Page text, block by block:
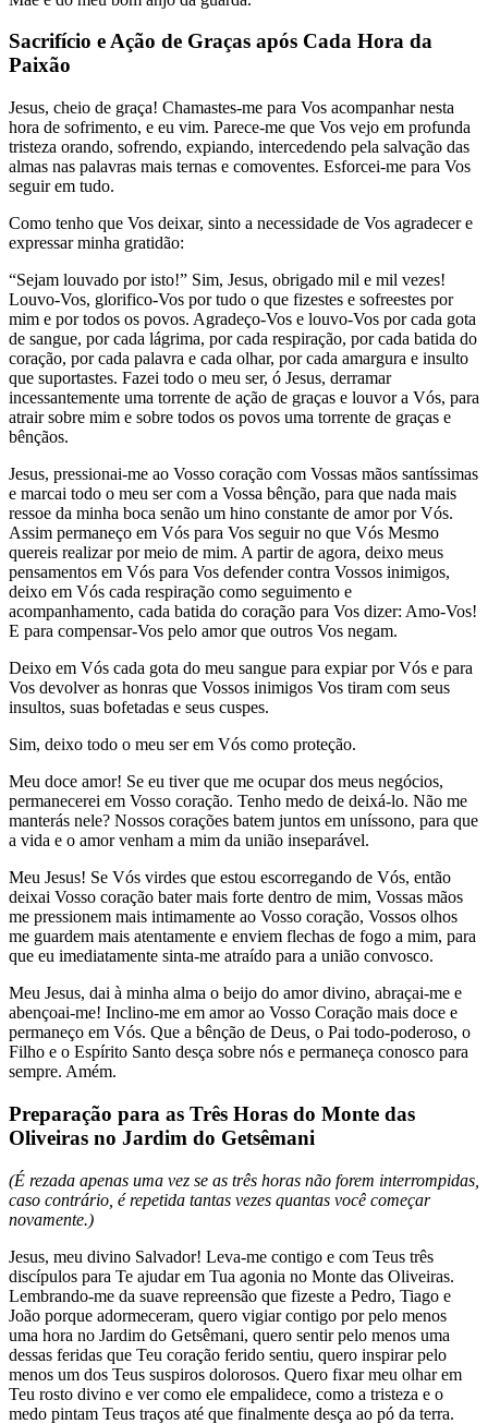
Sacrifício e Ação de Graças após Cada Hora da
Paixão
Jesus, cheio de graça! Chamastes-me para Vos acompanhar nesta
hora de sofrimento, e eu vim. Parece-me que Vos vejo em profunda
tristeza orando, sofrendo, expiando, intercedendo pela salvação das
almas nas palavras mais ternas e comoventes. Esforcei-me para Vos
seguir em tudo.
Como tenho que Vos deixar, sinto a necessidade de Vos agradecer e
expressar minha gratidão:
“Sejam louvado por isto!” Sim, Jesus, obrigado mil e mil vezes!
Louvo-Vos, glorifico-Vos por tudo o que fizestes e sofreestes por
mim e por todos os povos. Agradeço-Vos e louvo-Vos por cada gota
de sangue, por cada lágrima, por cada respiração, por cada batida do
coração, por cada palavra e cada olhar, por cada amargura e insulto
que suportastes. Fazei todo o meu ser, ó Jesus, derramar
incessantemente uma torrente de ação de graças e louvor a Vós, para
atrair sobre mim e sobre todos os povos uma torrente de graças e
bênçãos.
Jesus, pressionai-me ao Vosso coração com Vossas mãos santíssimas
e marcai todo o meu ser com a Vossa bênção, para que nada mais
ressoe da minha boca senão um hino constante de amor por Vós.
Assim permaneço em Vós para Vos seguir no que Vós Mesmo
quereis realizar por meio de mim. A partir de agora, deixo meus
pensamentos em Vós para Vos defender contra Vossos inimigos,
deixo em Vós cada respiração como seguimento e
acompanhamento, cada batida do coração para Vos dizer: Amo-Vos!
E para compensar-Vos pelo amor que outros Vos negam.
Deixo em Vós cada gota do meu sangue para expiar por Vós e para
Vos devolver as honras que Vossos inimigos Vos tiram com seus
insultos, suas bofetadas e seus cuspes.
Sim, deixo todo o meu ser em Vós como proteção.
Meu doce amor! Se eu tiver que me ocupar dos meus negócios,
permanecerei em Vosso coração. Tenho medo de deixá-lo. Não me
manterás nele? Nossos corações batem juntos em uníssono, para que
a vida e o amor venham a mim da união inseparável.
Meu Jesus! Se Vós virdes que estou escorregando de Vós, então
deixai Vosso coração bater mais forte dentro de mim, Vossas mãos
me pressionem mais intimamente ao Vosso coração, Vossos olhos
me guardem mais atentamente e enviem flechas de fogo a mim, para
que eu imediatamente sinta-me atraído para a união convosco.
Meu Jesus, dai à minha alma o beijo do amor divino, abraçai-me e
abençoai-me! Inclino-me em amor ao Vosso Coração mais doce e
permaneço em Vós. Que a bênção de Deus, o Pai todo-poderoso, o
Filho e o Espírito Santo desça sobre nós e permaneça conosco para
sempre. Amém.
Preparação para as Três Horas do Monte das
Oliveiras no Jardim do Getsêmani
(É rezada apenas uma vez se as três horas não forem interrompidas,
caso contrário, é repetida tantas vezes quantas você começar
novamente.)
Jesus, meu divino Salvador! Leva-me contigo e com Teus três
discípulos para Te ajudar em Tua agonia no Monte das Oliveiras.
Lembrando-me da suave repreensão que fizeste a Pedro, Tiago e
João porque adormeceram, quero vigiar contigo por pelo menos
uma hora no Jardim do Getsêmani, quero sentir pelo menos uma
dessas feridas que Teu coração ferido sentiu, quero inspirar pelo
menos um dos Teus suspiros dolorosos. Quero fixar meu olhar em
Teu rosto divino e ver como ele empalidece, como a tristeza e o
medo pintam Teus traços até que finalmente desça ao pó da terra.